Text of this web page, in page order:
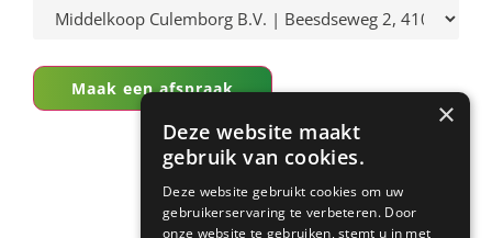
×
Deze website maakt
gebruik van cookies.
Deze website gebruikt cookies om uw
gebruikerservaring te verbeteren. Door
onze website te gebruiken, stemt u in met